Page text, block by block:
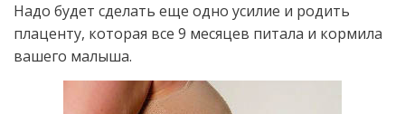
Надо будет сделать еще одно усилие и родить
плаценту, которая все 9 месяцев питала и кормила
вашего малыша.